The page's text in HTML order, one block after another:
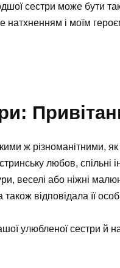
сестри може бути
і моїм
ж різноманітними,
любов, спільні
веселі або ніжні
відповідала її
улюбленої сестри й